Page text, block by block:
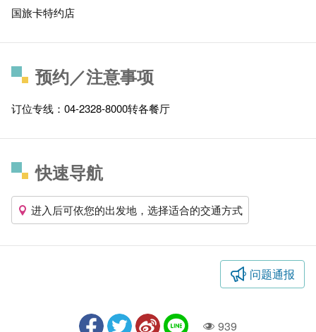
国旅卡特约店
预约／注意事项
订位专线：04-2328-8000转各餐厅
快速导航
进入后可依您的出发地，选择适合的交通方式
问题通报
939